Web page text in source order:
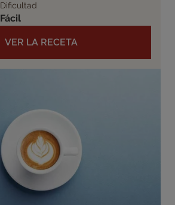
Dificultad
Fácil
VER LA RECETA